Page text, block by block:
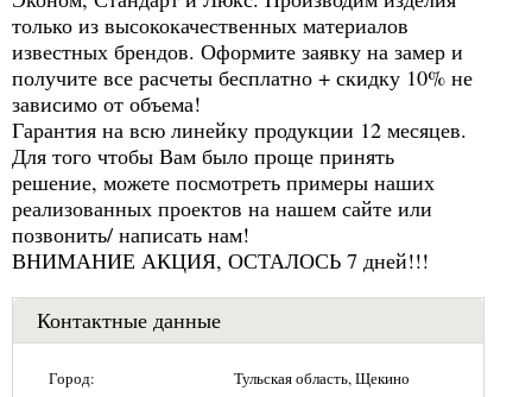
только из высококачественных материалов
известных брендов. Оформите заявку на замер и
получите все расчеты бесплатно + скидку 10% не
зависимо от объема!
Гарантия на всю линейку продукции 12 месяцев.
Для того чтобы Вам было проще принять
решение, можете посмотреть примеры наших
реализованных проектов на нашем сайте или
позвонить/ написать нам!
ВНИМАНИЕ АКЦИЯ, ОСТАЛОСЬ 7 дней!!!
Контактные данные
Город: Тульская область, Щекино